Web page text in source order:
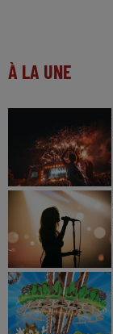
À LA UNE